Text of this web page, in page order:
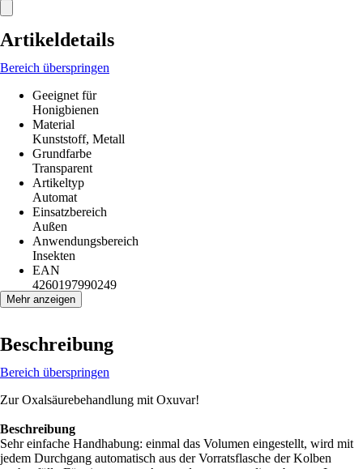
Artikeldetails
Bereich überspringen
Geeignet für
Honigbienen
Material
Kunststoff, Metall
Grundfarbe
Transparent
Artikeltyp
Automat
Einsatzbereich
Außen
Anwendungsbereich
Insekten
EAN
4260197990249
Mehr anzeigen
Beschreibung
Bereich überspringen
Zur Oxalsäurebehandlung mit Oxuvar!
Beschreibung
Sehr einfache Handhabung: einmal das Volumen eingestellt, wird mit
jedem Durchgang automatisch aus der Vorratsflasche der Kolben